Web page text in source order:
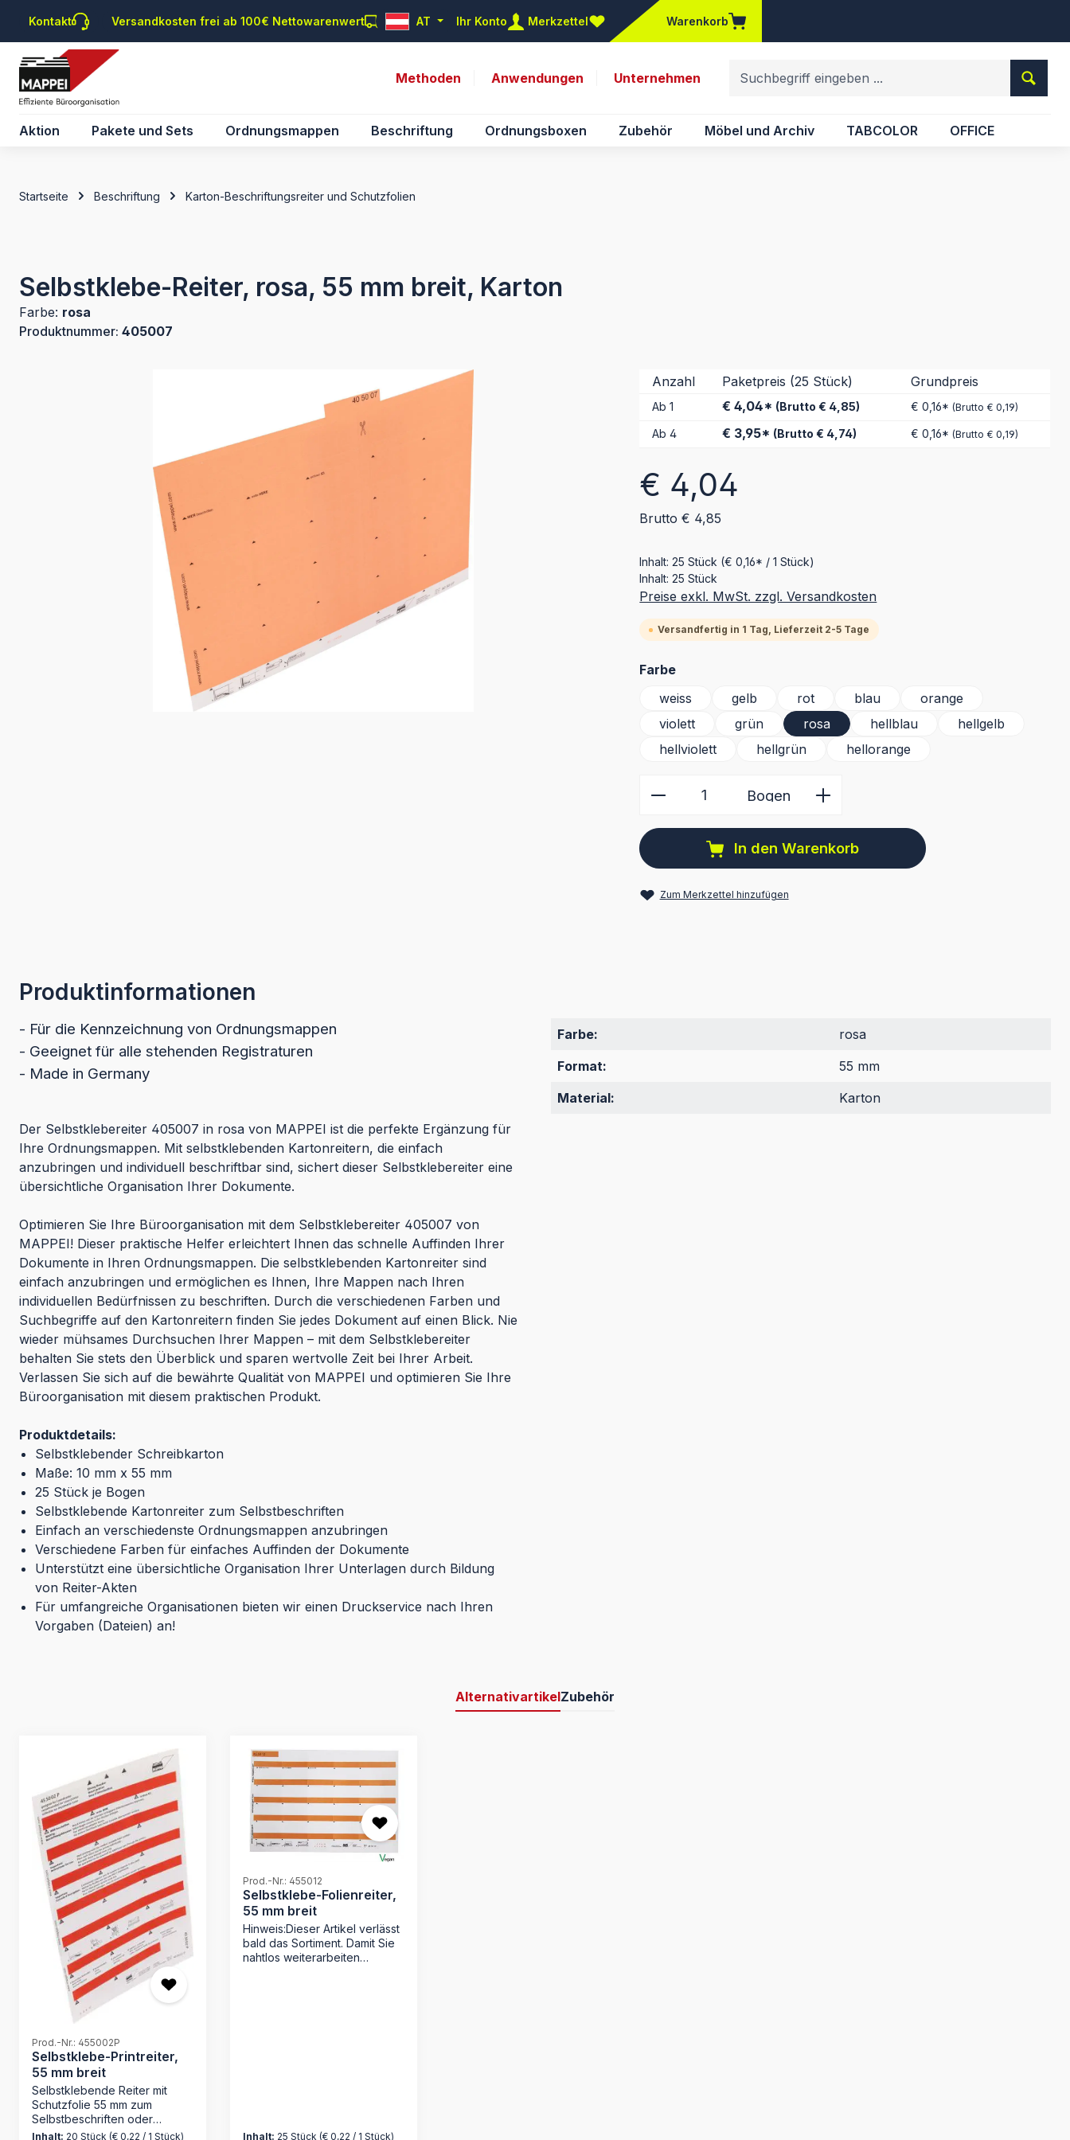
Hauptinhalt springen
Zur Suche springen
Zur Hauptnavigation springen
Kontakt Versandkosten frei ab 100€ Nettowarenwert AT Ihr Konto Merkzettel
Du hast 0 Produkte auf dem Merkzettel
Warenkorb
Methoden Anwendungen Unternehmen
Aktion Pakete und Sets Ordnungsmappen Beschriftung Ordnungsboxen Zubehör Möbel und Archiv TABCOLOR OFFICE
Startseite Beschriftung Karton-Beschriftungsreiter und Schutzfolien
Selbstklebe-Reiter, rosa, 55 mm breit, Karton
Farbe: rosa
Produktnummer: 405007
Anzahl Paketpreis (25 Stück) Grundpreis
Ab1 € 4,04* (Brutto € 4,85) € 0,16*(Brutto € 0,19)
Ab4 € 3,95* (Brutto € 4,74) € 0,16*(Brutto € 0,19)
Regulärer Preis:
€ 4,04
Brutto € 4,85
Inhalt:25 Stück (€ 0,16* / 1 Stück)
Inhalt:25 Stück
Preise exkl. MwSt. zzgl. Versandkosten
Versandfertig in 1 Tag, Lieferzeit 2-5 Tage
Farbeauswählen
weiss
gelb rot blau
orange
violett
grün rosa hellblau
hellgelb
hellviolett
hellgrün hellorange
Produkt Anzahl: Gib den gewünschten Wert
Bogen
In den Warenkorb
Zum Merkzettel hinzufügen
Produktinformationen
- Für die Kennzeichnung von Ordnungsmappen
- Geeignet für alle stehenden Registraturen
- Made in Germany
Der Selbstklebereiter 405007 in rosa von MAPPEI ist die perfekte Ergänzung für
Ihre Ordnungsmappen. Mit selbstklebenden Kartonreitern, die einfach
anzubringen und individuell beschriftbar sind, sichert dieser Selbstklebereiter eine
übersichtliche Organisation Ihrer Dokumente.
Optimieren Sie Ihre Büroorganisation mit dem Selbstklebereiter 405007 von
MAPPEI! Dieser praktische Helfer erleichtert Ihnen das schnelle Auffinden Ihrer
Dokumente in Ihren Ordnungsmappen. Die selbstklebenden Kartonreiter sind
einfach anzubringen und ermöglichen es Ihnen, Ihre Mappen nach Ihren
individuellen Bedürfnissen zu beschriften. Durch die verschiedenen Farben und
Suchbegriffe auf den Kartonreitern finden Sie jedes Dokument auf einen Blick. Nie
wieder mühsames Durchsuchen Ihrer Mappen – mit dem Selbstklebereiter
behalten Sie stets den Überblick und sparen wertvolle Zeit bei Ihrer Arbeit.
Verlassen Sie sich auf die bewährte Qualität von MAPPEI und optimieren Sie Ihre
Büroorganisation mit diesem praktischen Produkt.
Produktdetails:
Selbstklebender Schreibkarton
Maße: 10 mm x 55 mm
25 Stück je Bogen
Selbstklebende Kartonreiter zum Selbstbeschriften
Einfach an verschiedenste Ordnungsmappen anzubringen
Verschiedene Farben für einfaches Auffinden der Dokumente
Unterstützt eine übersichtliche Organisation Ihrer Unterlagen durch Bildung
von Reiter-Akten
Für umfangreiche Organisationen bieten wir einen Druckservice nach Ihren
Vorgaben (Dateien) an!
Farbe:
rosa
Format:
55 mm
Material:
Karton
AlternativartikelZubehör
Prod.-Nr.: 455002P
Selbstklebe-Printreiter,
55 mm breit
Selbstklebende Reiter mit
Schutzfolie 55 mm zum
Selbstbeschriften oder
bedruckbar mit
Inhalt: 20 Stück (€ 0,22 / 1 Stück)
Prod.-Nr.: 455012
Selbstklebe-Folienreiter,
55 mm breit
Hinweis:Dieser Artikel verlässt
bald das Sortiment. Damit Sie
nahtlos weiterarbeiten
einen Druckservice nach Ihren
Inhalt: 25 Stück(€ 0,22 / 1 Stück)